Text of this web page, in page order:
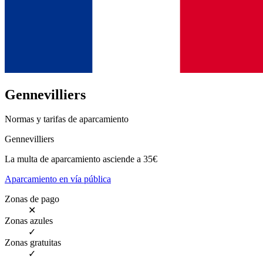
Gennevilliers
Normas y tarifas de aparcamiento
Gennevilliers
La multa de aparcamiento asciende a 35€
Aparcamiento en vía pública
Zonas de pago
✕
Zonas azules
✓
Zonas gratuitas
✓